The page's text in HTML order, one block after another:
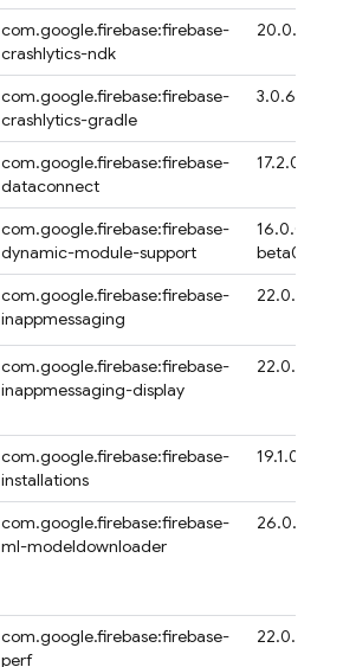
com.google.firebase:firebase-
crashlytics-ndk
20.0.4
com.google.firebase:firebase-
crashlytics-gradle
3.0.6
com.google.firebase:firebase-
dataconnect
17.2.0
com.google.firebase:firebase-
dynamic-module-support
16.0.0-
beta04
com.google.firebase:firebase-
inappmessaging
22.0.2
com.google.firebase:firebase-
inappmessaging-display
22.0.2
com.google.firebase:firebase-
installations
19.1.0
com.google.firebase:firebase-
ml-modeldownloader
26.0.1
com.google.firebase:firebase-
perf
22.0.4